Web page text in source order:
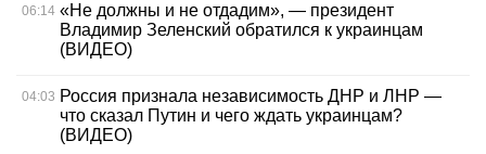
06:14 «Не должны и не отдадим», — президент
Владимир Зеленский обратился к украинцам
(ВИДЕО)
04:03 Россия признала независимость ДНР и ЛНР —
что сказал Путин и чего ждать украинцам?
(ВИДЕО)